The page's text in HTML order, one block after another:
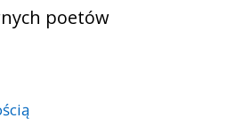
poetów